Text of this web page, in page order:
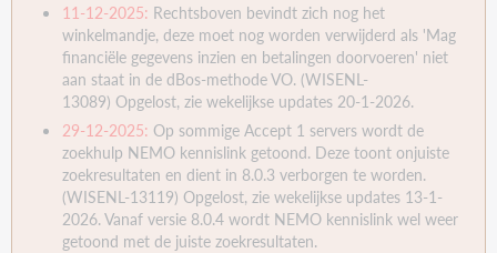
11-12-2025: Rechtsboven bevindt zich nog het
winkelmandje, deze moet nog worden verwijderd als 'Mag
financiële gegevens inzien en betalingen doorvoeren' niet
aan staat in de dBos-methode VO. (WISENL-
13089) Opgelost, zie wekelijkse updates 20-1-2026.
29-12-2025: Op sommige Accept 1 servers wordt de
zoekhulp NEMO kennislink getoond. Deze toont onjuiste
zoekresultaten en dient in 8.0.3 verborgen te worden.
(WISENL-13119) Opgelost, zie wekelijkse updates 13-1-
2026. Vanaf versie 8.0.4 wordt NEMO kennislink wel weer
getoond met de juiste zoekresultaten.